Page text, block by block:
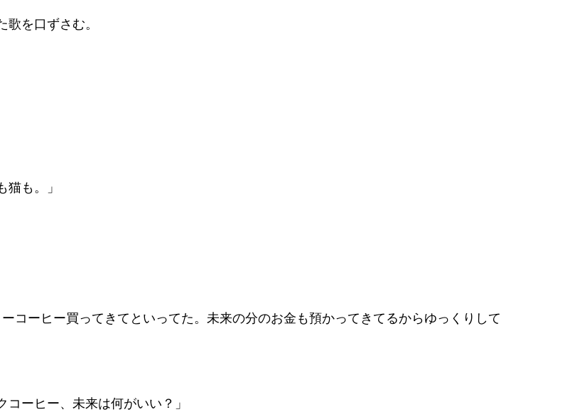
を口ずさむ。
も。」
コーヒー買ってきてといってた。未来の分のお金も預かってきてるからゆっくりして
ーヒー、未来は何がいい？」